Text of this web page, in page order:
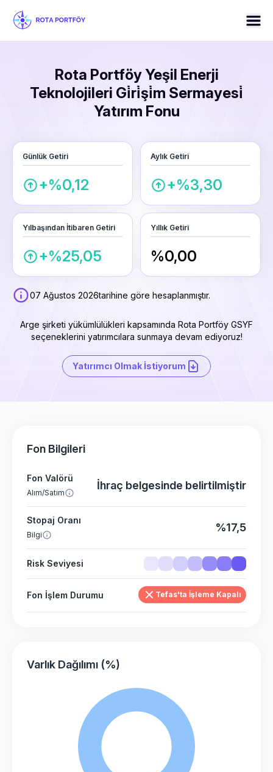
Rota Portföy Yeşil Enerji
Teknolojileri Gi̇ri̇şi̇m Sermayesi̇
Yatırım Fonu
Günlük Getiri
+%0,12
Aylık Getiri
+%3,30
Yılbaşından İtibaren Getiri
+%25,05
Yıllık Getiri
%0,00
07 Ağustos 2026tarihine göre hesaplanmıştır.
Arge şirketi yükümlülükleri kapsamında Rota Portföy GSYF
seçeneklerini yatırımcılara sunmaya devam ediyoruz!
Yatırımcı Olmak İstiyorum
Fon Bilgileri
Fon Valörü
Alım/Satım
İhraç belgesinde belirtilmiştir
Stopaj Oranı
Bilgi
%17,5
Risk Seviyesi
Fon İşlem Durumu Tefas'ta İşleme Kapalı
Varlık Dağılımı (%)